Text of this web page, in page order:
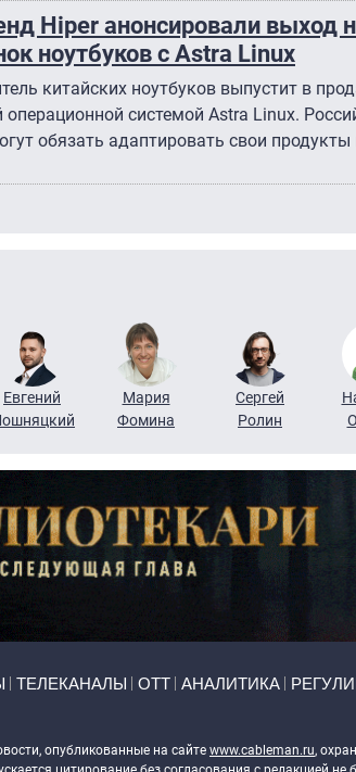
Hiper анонсировали выход
ноутбуков с Astra Linux
китайских ноутбуков выпустит в
операционной системой Astra Linux.
обязать адаптировать свои продукты
Евгений
Мария
Фомина
Сергей
Ролин
ТЕЛЕКАНАЛЫ ОТТ АНАЛИТИКА
опубликованные на сайте www.cableman.ru,